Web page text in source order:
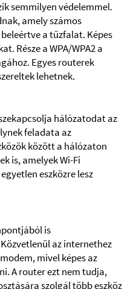
semmilyen védelemmel.
amely számos
a tűzfalat. Képes
Része a WPA/WPA2 a
Egyes routerek
lehetnek.
hálózatodat az
feladata az
között a hálózaton
is, amelyek Wi-Fi
eszközre lesz
is
az internethez
mivel képes az
A router ezt nem tudja,
szolgál több eszköz